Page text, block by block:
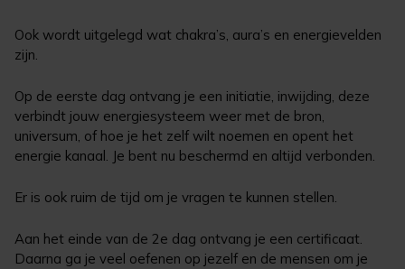
Ook wordt uitgelegd wat chakra’s, aura’s en energievelden
zijn.
Op de eerste dag ontvang je een initiatie, inwijding, deze
verbindt jouw energiesysteem weer met de bron,
universum, of hoe je het zelf wilt noemen en opent het
energie kanaal. Je bent nu beschermd en altijd verbonden.
Er is ook ruim de tijd om je vragen te kunnen stellen.
Aan het einde van de 2e dag ontvang je een certificaat.
Daarna ga je veel oefenen op jezelf en de mensen om je